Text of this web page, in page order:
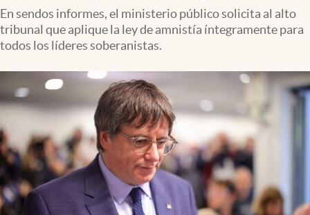
En sendos informes, el ministerio público solicita al alto
tribunal que aplique la ley de amnistía íntegramente para
todos los líderes soberanistas.